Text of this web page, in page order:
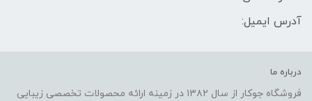
آدرس ایمیل:
درباره ما
فروشگاه جوکار از سال ۱۳۸۲ در زمینه ارائه محصولات تخصصی زیبایی